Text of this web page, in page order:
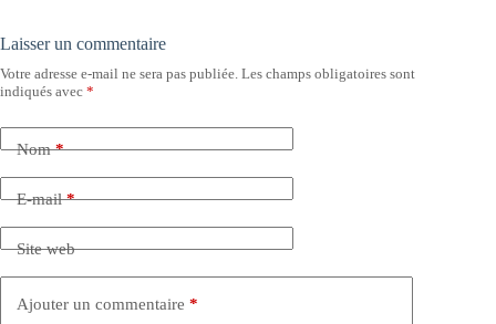
Laisser un commentaire
Votre adresse e-mail ne sera pas publiée. Les champs obligatoires sont
indiqués avec *
Nom*
E-mail*
Site web
Ajouter un commentaire *